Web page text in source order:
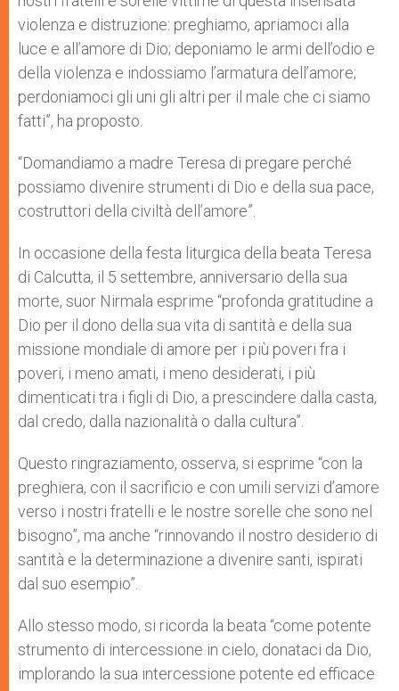
violenza e distruzione: preghiamo, apriamoci alla
luce e all’amore di Dio; deponiamo le armi dell’odio e
della violenza e indossiamo l’armatura dell’amore;
perdoniamoci gli uni gli altri per il male che ci siamo
fatti”, ha proposto.
“Domandiamo a madre Teresa di pregare perché
possiamo divenire strumenti di Dio e della sua pace,
costruttori della civiltà dell’amore”.
In occasione della festa liturgica della beata Teresa
di Calcutta, il 5 settembre, anniversario della sua
morte, suor Nirmala esprime “profonda gratitudine a
Dio per il dono della sua vita di santità e della sua
missione mondiale di amore per i più poveri fra i
poveri, i meno amati, i meno desiderati, i più
dimenticati tra i figli di Dio, a prescindere dalla casta,
dal credo, dalla nazionalità o dalla cultura”.
Questo ringraziamento, osserva, si esprime “con la
preghiera, con il sacrificio e con umili servizi d’amore
verso i nostri fratelli e le nostre sorelle che sono nel
bisogno”, ma anche “rinnovando il nostro desiderio di
santità e la determinazione a divenire santi, ispirati
dal suo esempio”.
Allo stesso modo, si ricorda la beata “come potente
strumento di intercessione in cielo, donataci da Dio,
implorando la sua intercessione potente ed efficace